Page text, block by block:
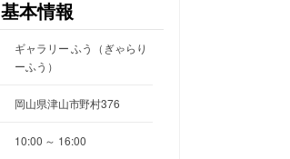
基本情報
ギャラリー ふう（ぎゃらり
ーふう）
岡山県津山市野村376
10:00 ～ 16:00